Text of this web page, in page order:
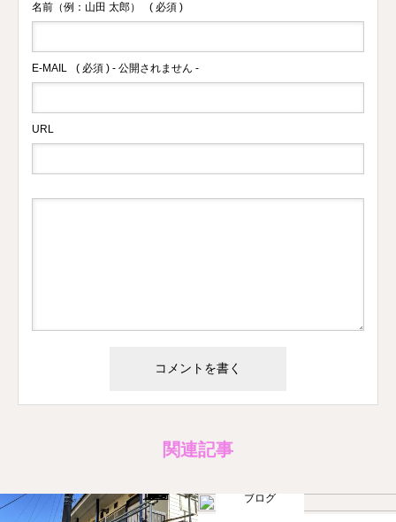
名前（例：山田 太郎） ( 必須 )
E-MAIL ( 必須 ) - 公開されません -
URL
関連記事
ブログ